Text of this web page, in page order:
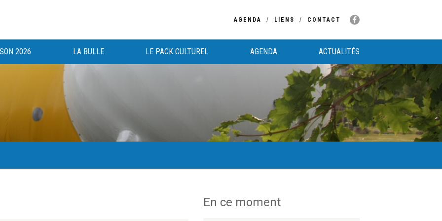
AGENDA LIENS CONTACT
2026 LA BULLE LE PACK CULTUREL AGENDA ACTUALITÉS
au bénéfice des haut-saônois depuis 1983. En ce moment